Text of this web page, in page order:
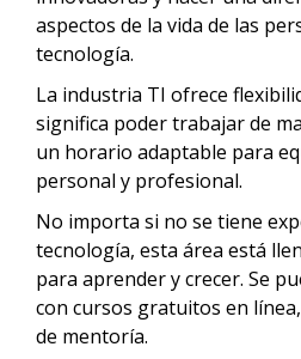
aspectos de la vida de las
tecnología.
La industria TI ofrece
significa poder trabajar de
un horario adaptable para
personal y profesional.
No importa si no se tiene
tecnología, esta área está
para aprender y crecer. Se
con cursos gratuitos en
de mentoría.